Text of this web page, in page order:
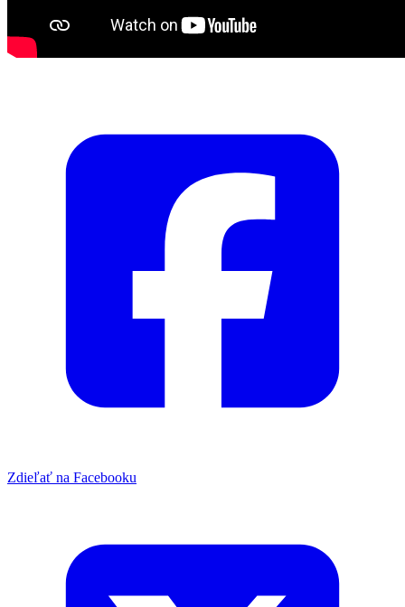
Zdieľať na Facebooku